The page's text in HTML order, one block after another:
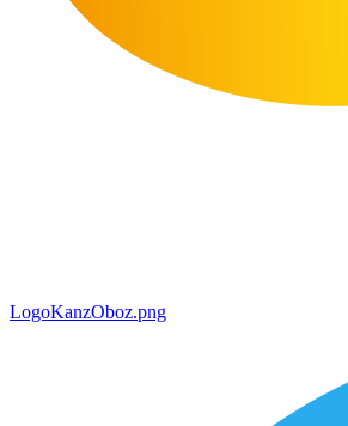
LogoKanzOboz.png